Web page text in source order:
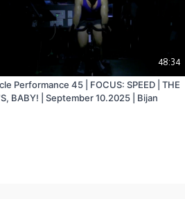
48:34
Performance 45 | FOCUS: SPEED | THE
BABY! | September 10.2025 | Bijan